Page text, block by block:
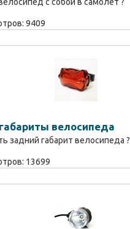
9409
велосипеда
задний габарит велосипеда ?
13699